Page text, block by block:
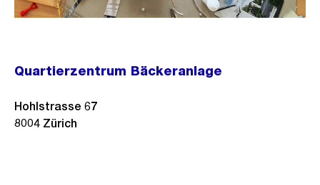
Quartierzentrum Bäckeranlage
Hohlstrasse 67
8004 Zürich